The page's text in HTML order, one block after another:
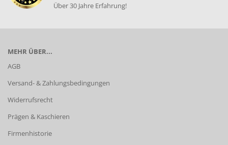
Über 30 Jahre Erfahrung!
MEHR ÜBER...
AGB
Versand- & Zahlungsbedingungen
Widerrufsrecht
Prägen & Kaschieren
Firmenhistorie